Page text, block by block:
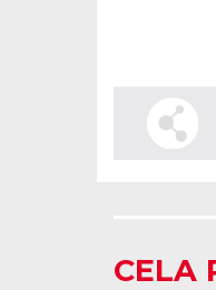
CELA